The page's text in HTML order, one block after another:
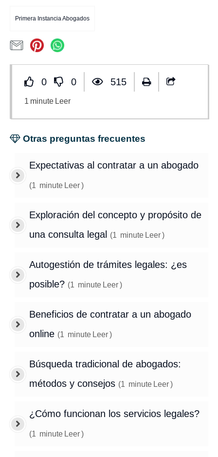
Primera Instancia Abogados
0 0 515
1 minute Leer
Otras preguntas frecuentes
Expectativas al contratar a un abogado
(1 minute Leer)
Exploración del concepto y propósito de
una consulta legal
(1 minute Leer)
Autogestión de trámites legales: ¿es
posible? (1 minute Leer)
Beneficios de contratar a un abogado
online (1 minute Leer)
Búsqueda tradicional de abogados:
métodos y consejos (1 minute Leer)
¿Cómo funcionan los servicios legales?
(1 minute Leer)